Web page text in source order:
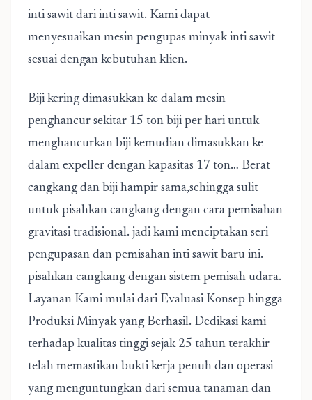
inti sawit dari inti sawit. Kami dapat
menyesuaikan mesin pengupas minyak inti sawit
sesuai dengan kebutuhan klien.
Biji kering dimasukkan ke dalam mesin
penghancur sekitar 15 ton biji per hari untuk
menghancurkan biji kemudian dimasukkan ke
dalam expeller dengan kapasitas 17 ton… Berat
cangkang dan biji hampir sama,sehingga sulit
untuk pisahkan cangkang dengan cara pemisahan
gravitasi tradisional. jadi kami menciptakan seri
pengupasan dan pemisahan inti sawit baru ini.
pisahkan cangkang dengan sistem pemisah udara.
Layanan Kami mulai dari Evaluasi Konsep hingga
Produksi Minyak yang Berhasil. Dedikasi kami
terhadap kualitas tinggi sejak 25 tahun terakhir
telah memastikan bukti kerja penuh dan operasi
yang menguntungkan dari semua tanaman dan